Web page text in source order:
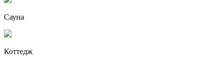
Сауна
Коттедж